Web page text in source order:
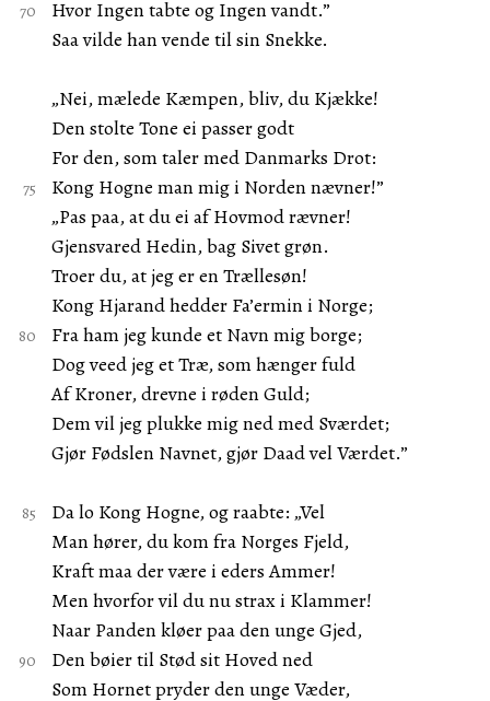
Hvor Ingen tabte og Ingen vandt.”
Saa vilde han vende til sin Snekke.
„Nei, mælede Kæmpen, bliv, du Kjække!
Den stolte Tone ei passer godt
For den, som taler med Danmarks Drot:
Kong Hogne man mig i Norden nævner!”
„Pas paa, at du ei af Hovmod rævner!
Gjensvared Hedin, bag Sivet grøn.
Troer du, at jeg er en Trællesøn!
Kong Hjarand hedder Fa’ermin i Norge;
Fra ham jeg kunde et Navn mig borge;
Dog veed jeg et Træ, som hænger fuld
Af Kroner, drevne i røden Guld;
Dem vil jeg plukke mig ned med Sværdet;
Gjør Fødslen Navnet, gjør Daad vel Værdet.”
Da lo Kong Hogne, og raabte: „Vel
Man hører, du kom fra Norges Fjeld,
Kraft maa der være i eders Ammer!
Men hvorfor vil du nu strax i Klammer!
Naar Panden kløer paa den unge Gjed,
Den bøier til Stød sit Hoved ned
Som Hornet pryder den unge Væder,